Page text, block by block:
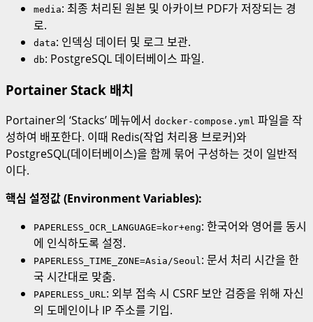
media: 최종 처리된 원본 및 아카이브 PDF가 저장되는 경
로.
data: 인덱싱 데이터 및 로그 보관.
db: PostgreSQL 데이터베이스 파일.
Portainer Stack 배치
Portainer의 ‘Stacks’ 메뉴에서 docker-compose.yml 파일을 작
성하여 배포한다. 이때 Redis(작업 처리용 브로커)와
PostgreSQL(데이터베이스)을 함께 묶어 구성하는 것이 일반적
이다.
핵심 설정값 (Environment Variables):
PAPERLESS_OCR_LANGUAGE=kor+eng: 한국어와 영어를 동시
에 인식하도록 설정.
PAPERLESS_TIME_ZONE=Asia/Seoul: 문서 처리 시간을 한
국 시간대로 맞춤.
PAPERLESS_URL: 외부 접속 시 CSRF 보안 검증을 위해 자신
의 도메인이나 IP 주소를 기입.